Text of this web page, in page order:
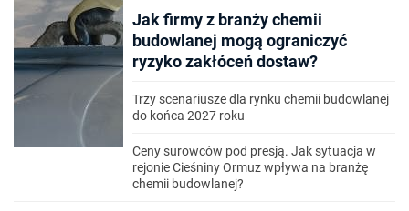
Jak firmy z branży chemii
budowlanej mogą ograniczyć
ryzyko zakłóceń dostaw?
Trzy scenariusze dla rynku chemii budowlanej
do końca 2027 roku
Ceny surowców pod presją. Jak sytuacja w
rejonie Cieśniny Ormuz wpływa na branżę
chemii budowlanej?